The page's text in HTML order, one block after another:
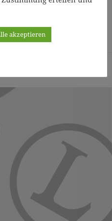
Zoom100%
akzeptieren